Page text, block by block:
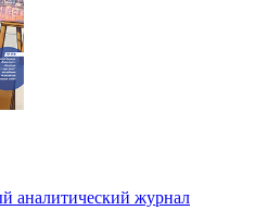
аналитический журнал